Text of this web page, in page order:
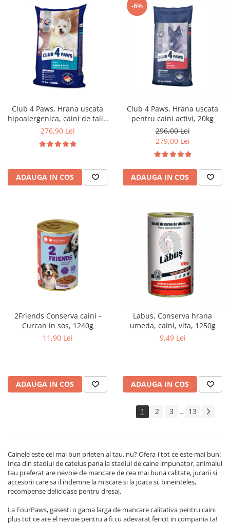
Club 4 Paws, Hrana uscata
hipoalergenica, caini de talie
mica, miel si orez, 14kg
276,90 Lei
ADAUGA IN COS
-6%
Club 4 Paws, Hrana uscata
pentru caini activi, 20kg
296,00 Lei
279,00 Lei
ADAUGA IN COS
2Friends Conserva caini -
Curcan in sos, 1240g
11,90 Lei
ADAUGA IN COS
Labus, Conserva hrana
umeda, caini, vita, 1250g
9,49 Lei
ADAUGA IN COS
1 2 3 ... 13
Cainele este cel mai bun prieten al tau, nu? Ofera-i tot ce este mai bun!
Inca din stadiul de catelus pana la stadiul de caine impunator, animalul
tau preferat are nevoie de mancare de cea mai buna calitate, jucarii si
accesorii care sa il indemne la miscare si la joaca si, bineinteles,
recompense delicioase pentru dresaj.
La FourPaws, gasesti o gama larga de mancare calitativa pentru caini
plus tot ce are el nevoie pentru a fi cu adevarat fericit in compania ta!